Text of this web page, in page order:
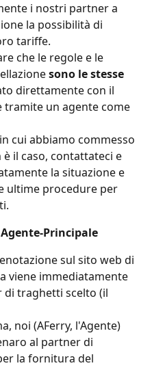
i nostri partner a
la possibilità di
tariffe.
che le regole e le
sono le stesse
direttamente con il
un agente come
cui abbiamo commesso
il caso, contattateci e
la situazione e
ultime procedure per
Principale
sul sito web di
viene immediatamente
traghetti scelto (il
noi (AFerry, l'Agente)
al partner di
la fornitura del